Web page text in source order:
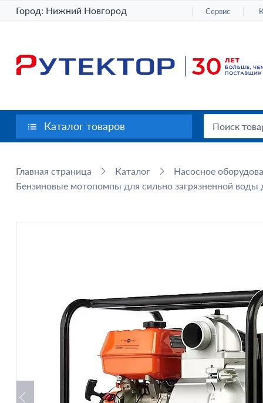
Город: Нижний Новгород Сервис
Каталог товаров
Главная страница Каталог
Насосное
Бензиновые мотопомпы для сильно загрязненной воды